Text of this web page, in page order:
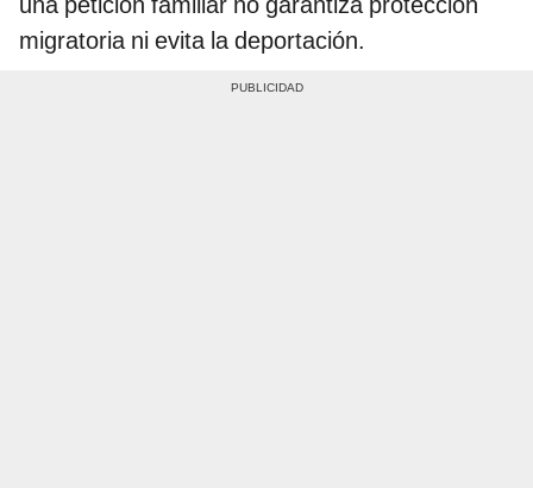
migratoria ni evita la deportación.